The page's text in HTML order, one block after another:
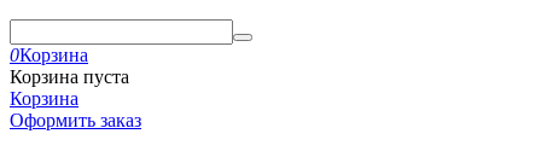
0Корзина
Корзина пуста
Корзина
Оформить заказ